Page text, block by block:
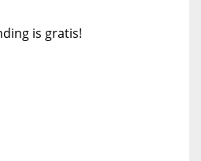
is gratis!